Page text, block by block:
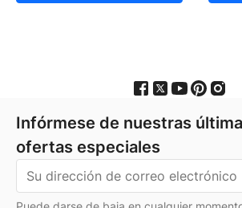
Infórmese de nuestras
ofertas especiales